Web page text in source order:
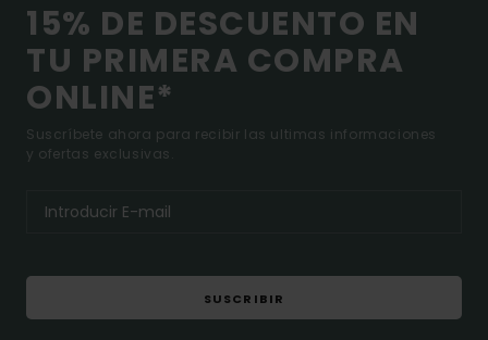
15% DE DESCUENTO EN
TU PRIMERA COMPRA
ONLINE*
Suscríbete ahora para recibir las ultimas informaciones
y ofertas exclusivas.
SUSCRIBIR